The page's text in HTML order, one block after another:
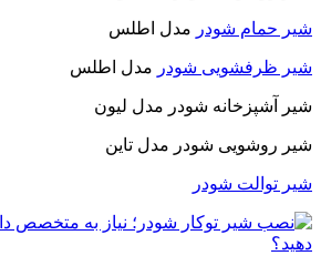
شیر حمام شودر مدل اطلس
شیر ظرفشویی شودر مدل اطلس
شیر آشپزخانه شودر مدل لیون
شیر روشویی شودر مدل تاین
شیر توالت شودر